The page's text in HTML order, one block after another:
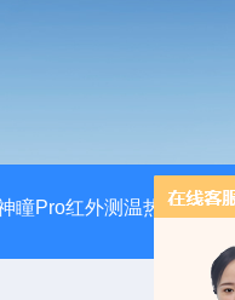
瞳Pro红外测温热像仪